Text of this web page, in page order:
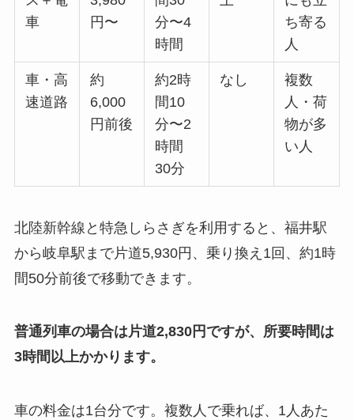
車
円〜
分〜4
時間
ち寄る
人
車・高
速道路
約
6,000
円前後
約2時
間10
分〜2
時間
30分
なし
複数
人・荷
物が多
い人
北陸新幹線と特急しらさぎを利用すると、福井駅
から岐阜駅まで片道5,930円、乗り換え1回、約1時
間50分前後で移動できます。
普通列車の場合は片道2,830円ですが、所要時間は
3時間以上かかります。
車の料金は1台分です。複数人で乗れば、1人あた